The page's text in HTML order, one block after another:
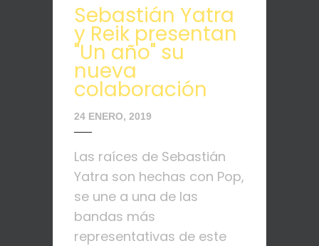
Sebastián Yatra
y Reik presentan
"Un año" su
nueva
colaboración
24 ENERO, 2019
Las raíces de Sebastián
Yatra son hechas con Pop,
se une a una de las
bandas más
representativas de este